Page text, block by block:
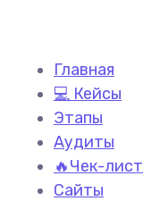
Главная
💻 Кейсы
Этапы
Аудиты
🔥Чек-лист
Сайты